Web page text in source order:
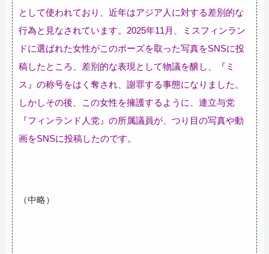
として使われており、近年はアジア人に対する差別的な
行為と見なされています。2025年11月、ミスフィンラン
ドに選ばれた女性がこのポーズを取った写真をSNSに投
稿したところ、差別的な表現として物議を醸し、『ミ
ス』の称号をはく奪され、謝罪する事態になりました。
しかしその後、この女性を擁護するように、連立与党
『フィンランド人党』の所属議員が、つり目の写真や動
画をSNSに投稿したのです。
（中略）